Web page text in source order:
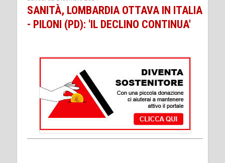
SANITÀ, LOMBARDIA OTTAVA IN ITALIA
- PILONI (PD): 'IL DECLINO CONTINUA'